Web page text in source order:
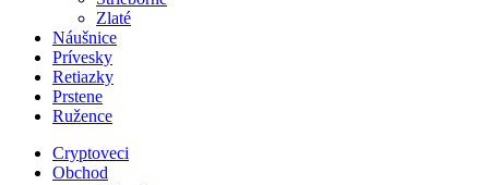
Zlaté
Náušnice
Prívesky
Retiazky
Prstene
Ružence
Cryptoveci
Obchod